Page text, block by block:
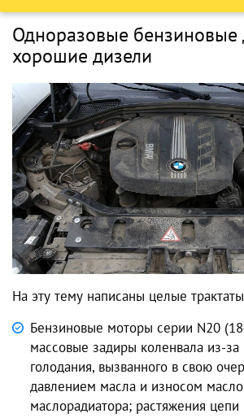
Одноразовые бензиновые
хорошие дизели
На эту тему написаны целые
Бензиновые моторы серии N20
массовые задиры коленвала из-за
голодания, вызванного в свою
давлением масла и износом
маслорадиатора; растяжения